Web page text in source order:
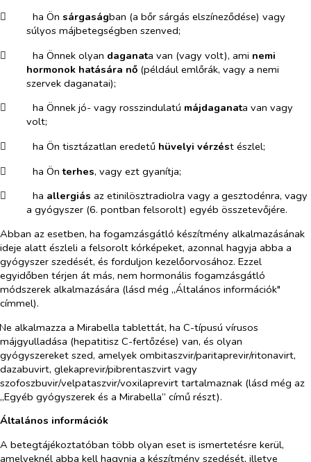
​
ha Ön sárgaságban (a bőr sárgás elszíneződése) vagy
súlyos májbetegségben szenved;
​
ha Önnek olyan daganata van (vagy volt), ami nemi
hormonok hatására nő(például emlőrák, vagy a nemi
szervek daganatai);
​
ha Önnek jó- vagy rosszindulatú májdaganata van vagy
volt;
​
ha Ön tisztázatlan eredetű hüvelyi vérzést észlel;
​
ha Önterhes, vagy ezt gyanítja;
​
ha allergiás az etinilösztradiolra vagy a gesztodénra, vagy
a gyógyszer (6. pontban felsorolt) egyéb összetevőjére.
Abban az esetben, ha fogamzásgátló készítmény alkalmazásának
ideje alatt észleli a felsorolt kórképeket, azonnal hagyja abba a
gyógyszer szedését, és forduljon kezelőorvosához. Ezzel
egyidőben térjen át más, nem hormonális fogamzásgátló
módszerek alkalmazására (lásd még „Általános információk"
címmel).
Ne alkalmazza a Mirabella tablettát, ha C-típusú vírusos
májgyulladása (hepatitisz C-fertőzése) van, és olyan
gyógyszereket szed, amelyek ombitaszvir/paritaprevir/ritonavirt,
dazabuvirt, glekaprevir/pibrentaszvirt vagy
szofoszbuvir/velpataszvir/voxilaprevirt tartalmaznak (lásd még az
„Egyéb gyógyszerek és a Mirabella” című részt).
Általános információk
A betegtájékoztatóban több olyan eset is ismertetésre kerül,
amelyeknél abba kell hagynia a készítmény szedését, illetve